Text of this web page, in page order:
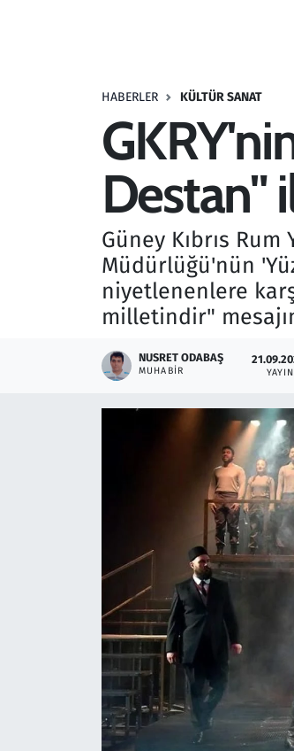
HABERLER KÜLTÜR SANAT
Destan"
Güney Kıbrıs
Müdürlüğü'nün
niyetlenenlere
milletindir"
NUSRET ODABAŞ
MUHABIR
Savunma Sanayi
Teknoloji ve Bilim
Televizyon